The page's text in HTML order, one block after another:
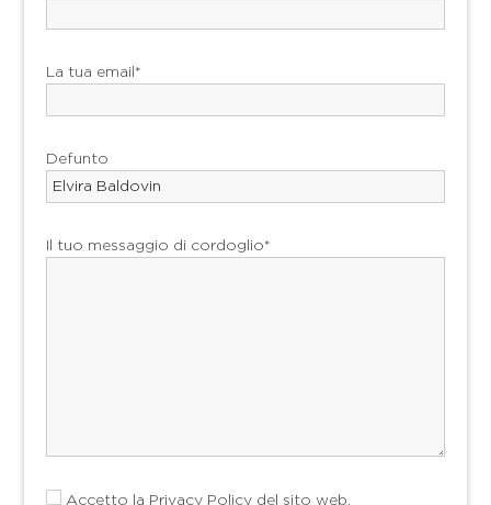
La tua email*
Defunto
Il tuo messaggio di cordoglio*
Accetto la Privacy Policy del sito web.